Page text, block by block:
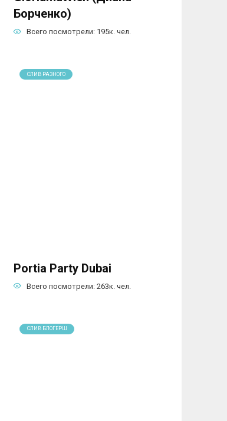
Борченко)
Всего посмотрели: 195к. чел.
СЛИВ РАЗНОГО
Portia Party Dubai
Всего посмотрели: 263к. чел.
СЛИВ БЛОГЕРШ